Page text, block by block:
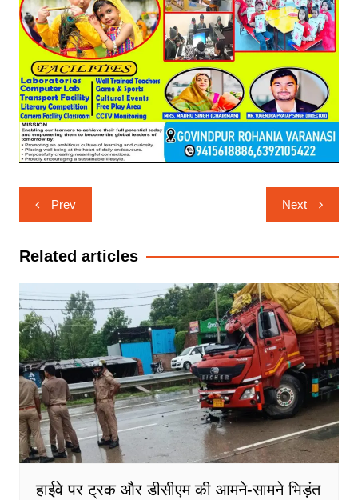
Post
navigation
Prev Next
Related articles
हाईवे पर ट्रक और डीसीएम की आमने-सामने भिड़ंत